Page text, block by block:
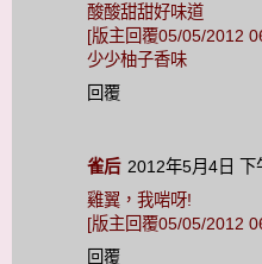
酸酸甜甜好味道
[版主回覆05/05/2012
少少柚子香味
回覆
雀后 2012年5月4日 下
雞翼，我啱呀!
[版主回覆05/05/2012
回覆